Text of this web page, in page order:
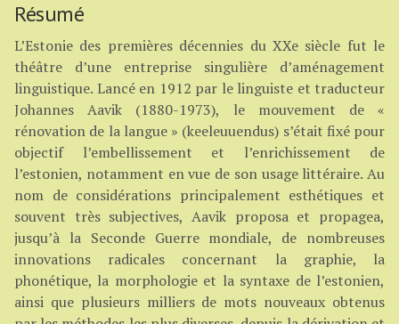
Résumé
L’Estonie des premières décennies du XXe siècle fut le
théâtre d’une entreprise singulière d’aménagement
linguistique. Lancé en 1912 par le linguiste et traducteur
Johannes Aavik (1880-1973), le mouvement de «
rénovation de la langue » (keeleuuendus) s’était fixé pour
objectif l’embellissement et l’enrichissement de
l’estonien, notamment en vue de son usage littéraire. Au
nom de considérations principalement esthétiques et
souvent très subjectives, Aavik proposa et propagea,
jusqu’à la Seconde Guerre mondiale, de nombreuses
innovations radicales concernant la graphie, la
phonétique, la morphologie et la syntaxe de l’estonien,
ainsi que plusieurs milliers de mots nouveaux obtenus